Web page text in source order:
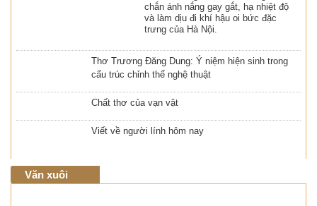
chắn ánh nắng gay gắt, hạ nhiệt độ
và làm dịu đi khí hậu oi bức đặc
trưng của Hà Nội.
Thơ Trương Đăng Dung: Ý niệm hiện sinh trong
cấu trúc chỉnh thể nghệ thuật
Chất thơ của vạn vật
Viết về người lính hôm nay
Văn xuôi